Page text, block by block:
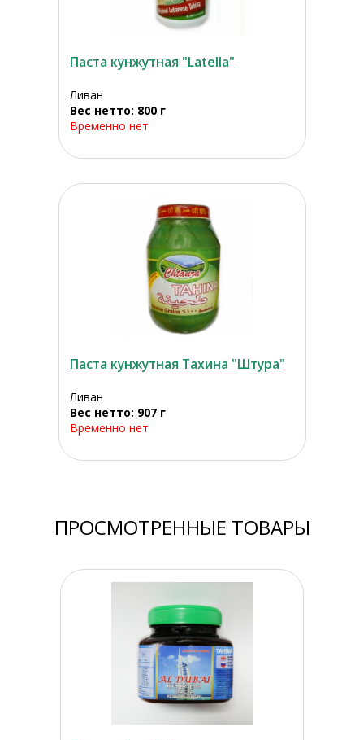
Паста кунжутная "Latella"
Ливан
Вес нетто: 800 г
Временно нет
Паста кунжутная Тахина "Штура"
Ливан
Вес нетто: 907 г
Временно нет
ПРОСМОТРЕННЫЕ ТОВАРЫ